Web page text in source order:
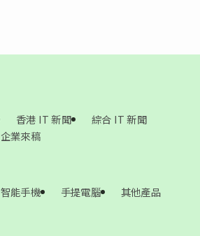
香港 IT 新聞
綜合 IT 新聞
企業來稿
智能手機 手提電腦 其他產品